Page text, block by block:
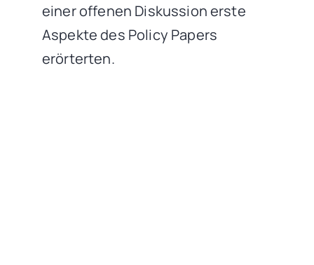
einer offenen Diskussion erste
Aspekte des Policy Papers
erörterten.